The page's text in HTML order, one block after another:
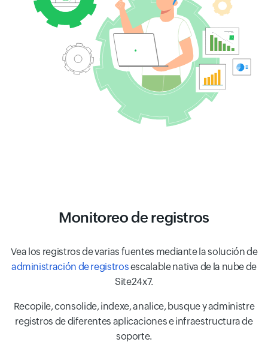
Monitoreo de registros
Vea los registros de varias fuentes mediante la solución de
administración de registrosescalable nativa de la nube de
Site24x7.
Recopile, consolide, indexe, analice, busque y administre
registros de diferentes aplicaciones e infraestructura de
soporte.